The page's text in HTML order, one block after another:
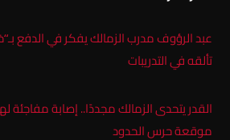
عبد الرؤوف مدرب الزمالك يفكر في الدفع
تألقه في التدريبات
القدر يتحدى الزمالك مجددًا.. إصابة
موقعة حرس الحدود